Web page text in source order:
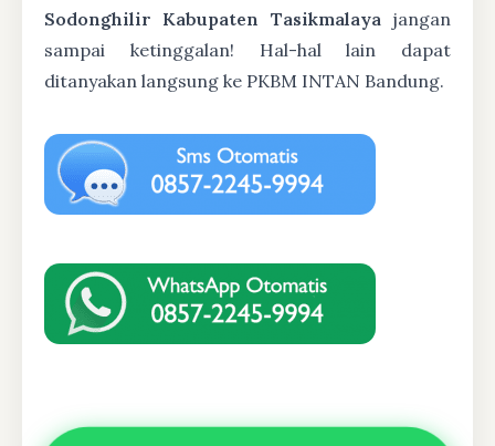
Sodonghilir Kabupaten Tasikmalaya jangan
sampai ketinggalan! Hal-hal lain dapat
ditanyakan langsung ke PKBM INTAN Bandung.